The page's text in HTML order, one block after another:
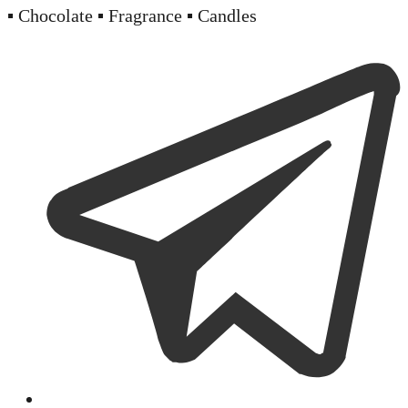
▪️ Chocolate ▪️ Fragrance ▪️ Candles